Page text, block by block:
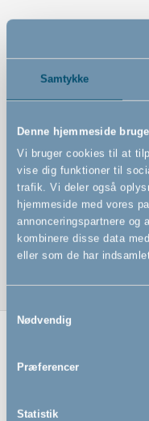
Samtykke
Denne hjemmeside
Vi bruger cookies til at
vise dig funktioner til
trafik. Vi deler også
hjemmeside med vores
annonceringspartnere og
kombinere disse data
eller som de har
Nødvendig
Præferencer
Statistik
Kan bruges fra
måneder
Sugekopper i
badekarret
Husk altid at